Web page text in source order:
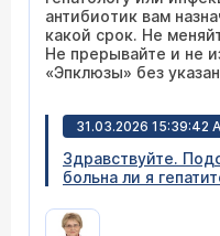
антибиотик вам
какой срок. Не
Не прерывайте и не
«Эпклюзы» без
желтушность) и
31.03.2026 15:39:42
Здравствуйте.
больна ли я
неопределённый.